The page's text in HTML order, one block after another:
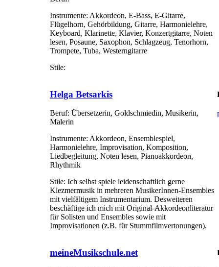
Instrumente: Akkordeon, E-Bass, E-Gitarre,
Flügelhorn, Gehörbildung, Gitarre, Harmonielehre,
Keyboard, Klarinette, Klavier, Konzertgitarre, Noten
lesen, Posaune, Saxophon, Schlagzeug, Tenorhorn,
Trompete, Tuba, Westerngitarre
Stile:
Helga Betsarkis
Beruf: Übersetzerin, Goldschmiedin, Musikerin,
Malerin
Instrumente: Akkordeon, Ensemblespiel,
Harmonielehre, Improvisation, Komposition,
Liedbegleitung, Noten lesen, Pianoakkordeon,
Rhythmik
Stile: Ich selbst spiele leidenschaftlich gerne
Klezmermusik in mehreren MusikerInnen-Ensembles
mit vielfältigem Instrumentarium. Desweiteren
beschäftige ich mich mit Original-Akkordeonliteratur
für Solisten und Ensembles sowie mit
Improvisationen (z.B. für Stummfilmvertonungen).
meineMusikschule.net